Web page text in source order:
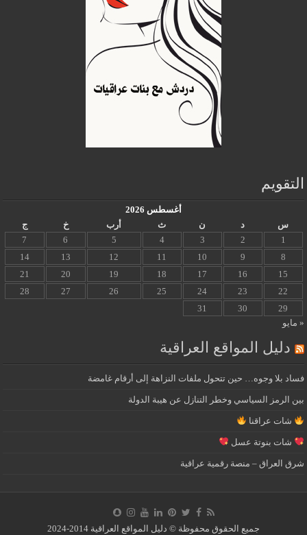
التقويم
أغسطس 2026
س
د ن ث أرب خ
ج
1
2
3
4
5
6
7
8
9
10
11
12
13
14
15
16
17
18
19
20
21
22
23
24
25
26
27
28
29
30
31
« مايو
دليل المواقع العراقية
فساد بلا وجوه… حين تتحول ملفات النزاهة إلى أرقام غامضة
بين الرمز السياسي وخطر التنازل عن هيبة الدولة
شات عراقنا
شات بنوتة عسل
شرق العراق – منصة رقمية عراقية
جميع الحقوق محفوظة © دليل المواقع العراقية 2014-2024